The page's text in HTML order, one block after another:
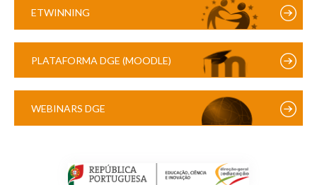
ETWINNING
PLATAFORMA DGE (MOODLE)
WEBINARS DGE